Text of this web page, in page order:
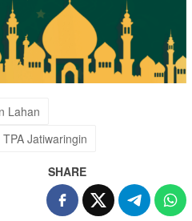
Lahan
TPA Jatiwaringin
SHARE